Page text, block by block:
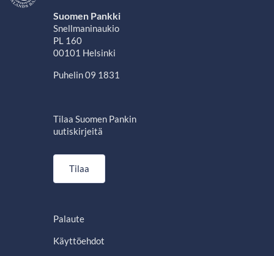
Suomen Pankki
Snellmaninaukio
PL 160
00101 Helsinki
Puhelin 09 1831
Tilaa Suomen Pankin
uutiskirjeitä
Tilaa
Palaute
Käyttöehdot